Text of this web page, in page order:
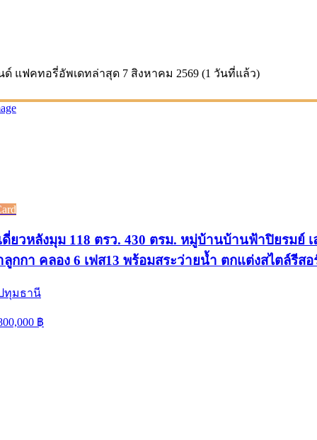
ด์ แฟคทอรี่อัพเดทล่าสุด 7 สิงหาคม 2569 (1 วันที่แล้ว)
ยวหลังมุม 118 ตรว. 430 ตรม. หมู่บ้านบ้านฟ้าปิยรมย์
ลูกกา คลอง 6 เฟส13 พร้อมสระว่ายน้ำ ตกแต่งสไตล์รีสอ
ทุมธานี
฿